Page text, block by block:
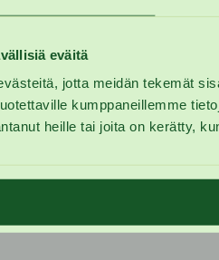
eväitä
jotta meidän tekemät
kumppaneillemme
heille tai joita on kerätty,